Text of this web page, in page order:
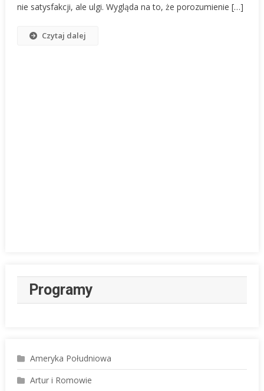
nie satysfakcji, ale ulgi. Wygląda na to, że porozumienie […]
Czytaj dalej
Programy
Ameryka Południowa
Artur i Romowie